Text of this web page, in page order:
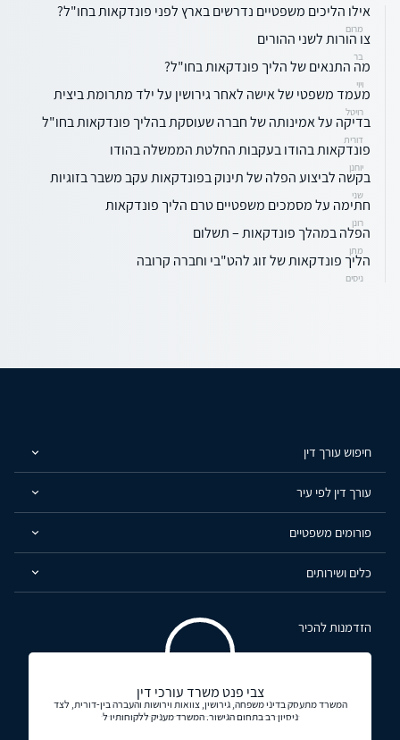
אילו הליכים משפטיים נדרשים בארץ לפני פונדקאות בחו"ל?
מרום
צו הורות לשני ההורים
בר
מה התנאים של הליך פונדקאות בחו"ל?
ויוי
מעמד משפטי של אישה לאחר גירושין על ילד מתרומת ביצית
רויטל
בדיקה על אמינותה של חברה שעוסקת בהליך פונדקאות בחו"ל
דורית
פונדקאות בהודו בעקבות החלטת הממשלה בהודו
יוחנן
בקשה לביצוע הפלה של תינוק בפונדקאות עקב משבר בזוגיות
שני
חתימה על מסמכים משפטיים טרם הליך פונדקאות
רונן
הפלה במהלך פונדקאות – תשלום
מתן
הליך פונדקאות של זוג להט"בי וחברה קרובה
ניסים
חיפוש עורך דין
עורך דין לפי עיר
פורומים משפטיים
כלים ושירותים
הזדמנות להכיר
צבי פנט משרד עורכי דין
המשרד מתעסק בדיני משפחה, גירושין, צוואות וירושות והעברה בין-דורית, לצד
ניסיון רב בתחום הגישור. המשרד מעניק ללקוחותיו ל